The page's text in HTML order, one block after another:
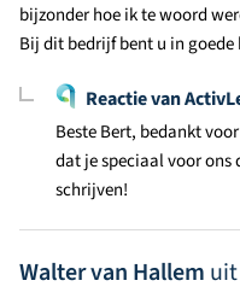
bijzonder hoe ik te woord
Bij dit bedrijf bent u in goede
Reactie van
Beste Bert, bedankt
dat je speciaal voor ons
schrijven!
Walter van Hallem